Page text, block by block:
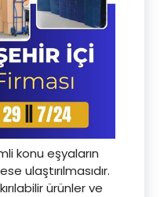
konu eşyaların
ulaştırılmasıdır.
ürünler ve